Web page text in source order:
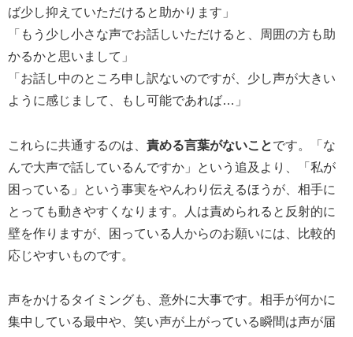
ば少し抑えていただけると助かります」
「もう少し小さな声でお話しいただけると、周囲の方も助
かるかと思いまして」
「お話し中のところ申し訳ないのですが、少し声が大きい
ように感じまして、もし可能であれば…」
これらに共通するのは、 責める言葉がないことです。「な
んで大声で話しているんですか」という追及より、「私が
困っている」という事実をやんわり伝えるほうが、相手に
とっても動きやすくなります。人は責められると反射的に
壁を作りますが、困っている人からのお願いには、比較的
応じやすいものです。
声をかけるタイミングも、意外に大事です。相手が何かに
集中している最中や、笑い声が上がっている瞬間は声が届